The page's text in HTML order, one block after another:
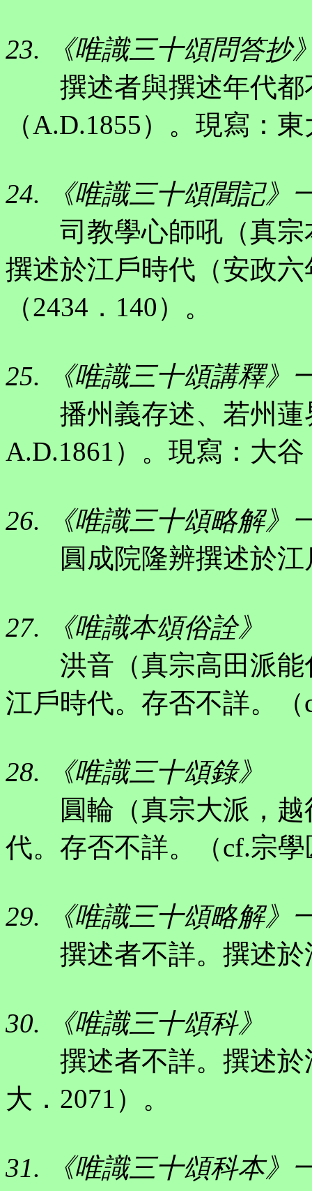
23. 《唯識三十頌問答抄
撰述者與撰述年代都
（A.D.1855）。現寫：
24. 《唯識三十頌聞記》
司教學心師吼（真宗
撰述於江戶時代（安政
（2434．140）。
25. 《唯識三十頌講釋》
播州義存述、若州蓮
A.D.1861）。現寫：大
26. 《唯識三十頌略解》
圓成院隆辨撰述於江
27. 《唯識本頌俗詮》
洪音（真宗高田派能
江戶時代。存否不詳。
28. 《唯識三十頌錄》
圓輪（真宗大派，越
代。存否不詳。（cf.宗
29. 《唯識三十頌略解》
撰述者不詳。撰述於
30. 《唯識三十頌科》
撰述者不詳。撰述於
大．2071）。
31. 《唯識三十頌科本》